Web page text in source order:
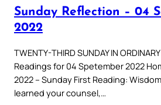
Sunday Reflection – 04
2022
TWENTY-THIRD SUNDAY IN
Readings for 04 Spetember 2022
2022 – Sunday First Reading:
learned your counsel,…